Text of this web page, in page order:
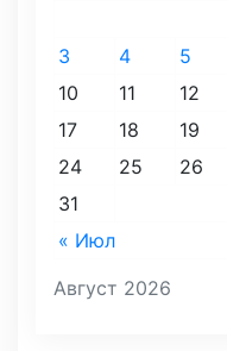
Август 2026
« Июл
3
4 5
10
11 12
17
18 19
24
25 26
31